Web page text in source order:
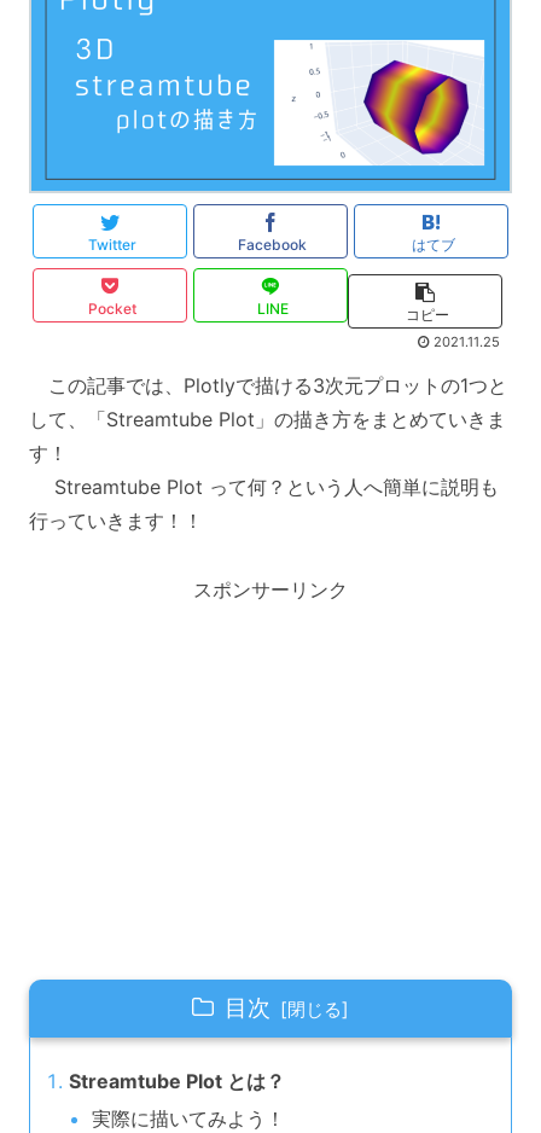
Twitter Facebook はてブ
Pocket LINE コピー
2021.11.25
この記事では、Plotlyで描ける3次元プロットの1つと
して、「Streamtube Plot」の描き方をまとめていきま
す！
Streamtube Plot って何？という人へ簡単に説明も
行っていきます！！
スポンサーリンク
目次
Streamtube Plot とは？
実際に描いてみよう！